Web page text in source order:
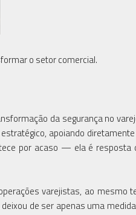
o setor comercial.
da segurança no
apoiando
por acaso — ela é
varejistas, ao mesmo
de ser apenas uma